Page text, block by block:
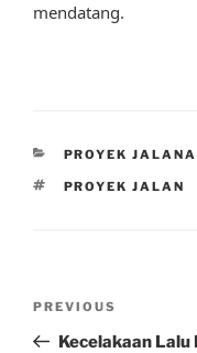
mendatang.
CATEGORIES
PROYEK
TAGS
PROYEK JALAN
Previous
Post
PREVIOUS
Kecelakaan Lalu